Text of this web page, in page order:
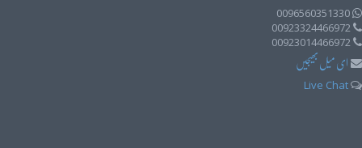
ای میل بھیجیں
Live Chat